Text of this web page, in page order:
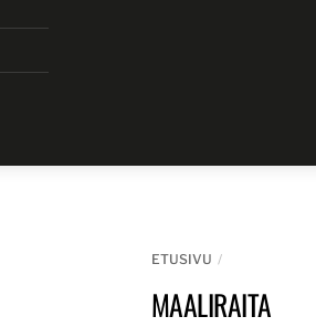
ETUSIVU
MAALIRAITA